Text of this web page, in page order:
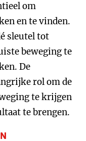
om
en te vinden.
sleutel tot
beweging te
De
rol om de
te krijgen
te brengen.